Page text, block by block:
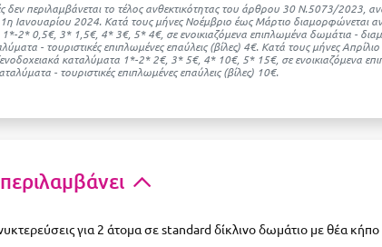
δεν περιλαμβάνεται το τέλος ανθεκτικότητας του άρθρου 30 Ν.5073/2023,
Ιανουαρίου 2024. Κατά τους μήνες Νοέμβριο έως Μάρτιο διαμορφώνεται
1*-2* 0,5€, 3* 1,5€, 4* 3€, 5* 4€, σε ενοικιαζόμενα επιπλωμένα δωμάτια -
- τουριστικές επιπλωμένες επαύλεις (βίλες) 4€. Kατά τους μήνες
καταλύματα 1*-2* 2€, 3* 5€, 4* 10€, 5* 15€, σε ενοικιαζόμενα
- τουριστικές επιπλωμένες επαύλεις (βίλες) 10€.
για 2 άτομα σε standard δίκλινο δωμάτιο με θέα